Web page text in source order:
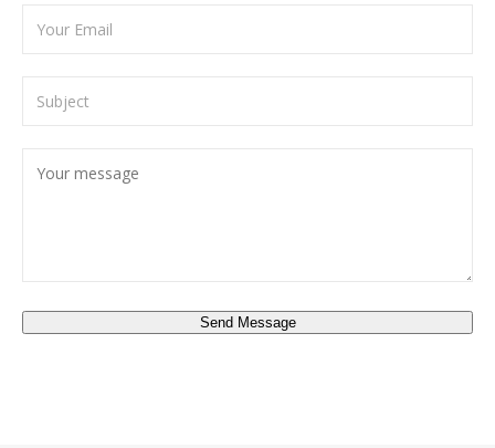
Send Message